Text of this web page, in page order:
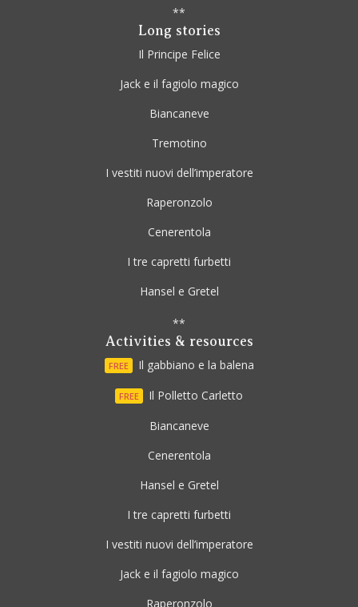
**
Long stories
Il Principe Felice
Jack e il fagiolo magico
Biancaneve
Tremotino
I vestiti nuovi dell’imperatore
Raperonzolo
Cenerentola
I tre capretti furbetti
Hansel e Gretel
**
Activities & resources
FREE Il gabbiano e la balena
FREE
Il Polletto Carletto
Biancaneve
Cenerentola
Hansel e Gretel
I tre capretti furbetti
I vestiti nuovi dell’imperatore
Jack e il fagiolo magico
Raperonzolo